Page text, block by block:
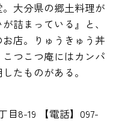
大分県の郷土料理が
詰まっている』と、
店。りゅうきゅう丼
つこつ庵にはカンパ
たものがある。
目8-19 【電話】097-